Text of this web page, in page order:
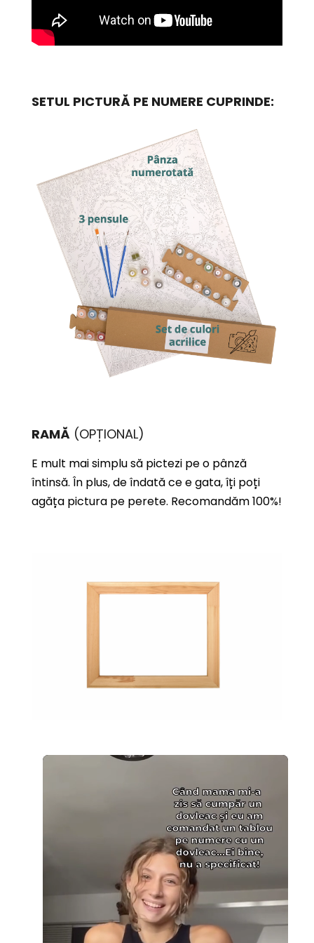
SETUL PICTURĂ PE NUMERE CUPRINDE:
RAMĂ (OPȚIONAL)
E mult mai simplu să pictezi pe o pânză
întinsă. În plus, de îndată ce e gata, îți poți
agăța pictura pe perete. Recomandăm 100%!